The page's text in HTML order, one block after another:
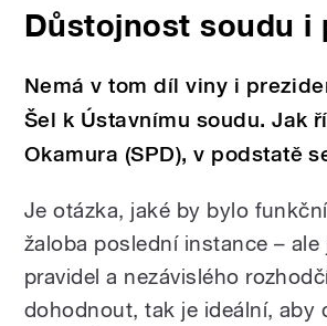
Důstojnost soudu i
Nemá v tom díl viny i
Šel k Ústavnímu soudu. Jak
Okamura (SPD), v podstatě
Je otázka, jaké by bylo
žaloba poslední instance – ale
pravidel a nezávislého
dohodnout, tak je ideální,